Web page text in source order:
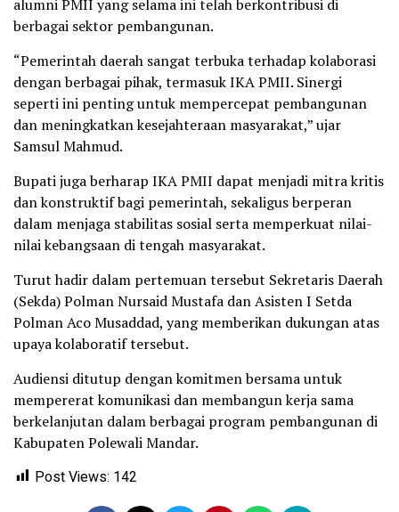
alumni PMII yang selama ini telah berkontribusi di
berbagai sektor pembangunan.
“Pemerintah daerah sangat terbuka terhadap kolaborasi
dengan berbagai pihak, termasuk IKA PMII. Sinergi
seperti ini penting untuk mempercepat pembangunan
dan meningkatkan kesejahteraan masyarakat,” ujar
Samsul Mahmud.
Bupati juga berharap IKA PMII dapat menjadi mitra kritis
dan konstruktif bagi pemerintah, sekaligus berperan
dalam menjaga stabilitas sosial serta memperkuat nilai-
nilai kebangsaan di tengah masyarakat.
Turut hadir dalam pertemuan tersebut Sekretaris Daerah
(Sekda) Polman Nursaid Mustafa dan Asisten I Setda
Polman Aco Musaddad, yang memberikan dukungan atas
upaya kolaboratif tersebut.
Audiensi ditutup dengan komitmen bersama untuk
mempererat komunikasi dan membangun kerja sama
berkelanjutan dalam berbagai program pembangunan di
Kabupaten Polewali Mandar.
Post Views: 142